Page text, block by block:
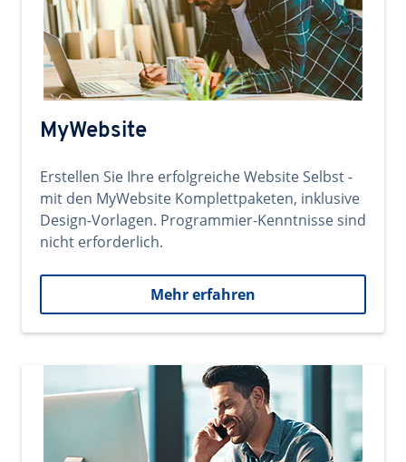
MyWebsite
Erstellen Sie Ihre erfolgreiche Website Selbst -
mit den MyWebsite Komplettpaketen, inklusive
Design-Vorlagen. Programmier-Kenntnisse sind
nicht erforderlich.
Mehr erfahren